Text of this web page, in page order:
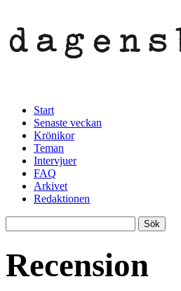
Start
Senaste veckan
Krönikor
Teman
Intervjuer
FAQ
Arkivet
Redaktionen
Recension